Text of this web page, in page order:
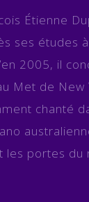
Étienne
ses études
2005, il
Met de New
chanté
les portes